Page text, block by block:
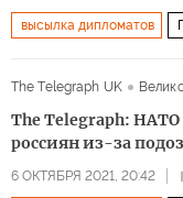
высылка дипломатов
The Telegraph UK
The Telegraph:
россиян из-за
6 ОКТЯБРЯ 2021, 20:42